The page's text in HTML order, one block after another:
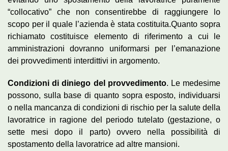
“collocativo” che non consentirebbe di raggiungere lo
scopo per il quale l’azienda è stata costituita.Quanto sopra
richiamato costituisce elemento di riferimento a cui le
amministrazioni dovranno uniformarsi per l’emanazione
dei provvedimenti interdittivi in argomento.
Condizioni di diniego del provvedimento. Le medesime
possono, sulla base di quanto sopra esposto, individuarsi
o nella mancanza di condizioni di rischio per la salute della
lavoratrice in ragione del periodo tutelato (gestazione, o
sette mesi dopo il parto) ovvero nella possibilità di
spostamento della lavoratrice ad altre mansioni.